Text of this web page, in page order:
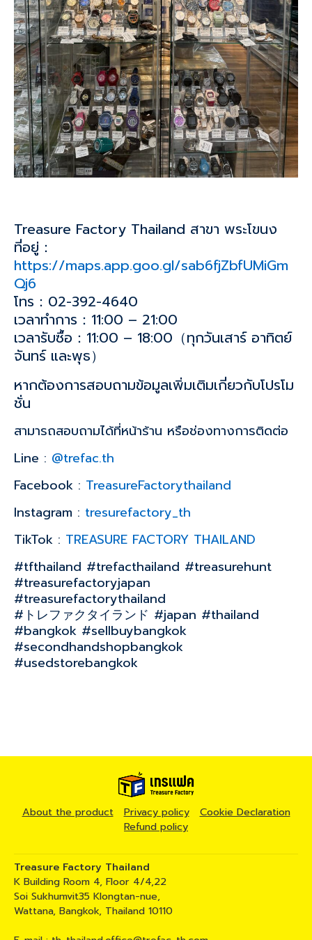
Treasure Factory Thailand สาขา พระโขนง
ที่อยู่：
https://maps.app.goo.gl/sab6fjZbfUMiGm
Qj6
โทร：02-392-4640
เวลาทำการ：11:00 – 21:00
เวลารับซื้อ：11:00 – 18:00（ทุกวันเสาร์ อาทิตย์
จันทร์ และพุธ）
หากต้องการสอบถามข้อมูลเพิ่มเติมเกี่ยวกับโปรโม
ชั่น
สามารถสอบถามได้ที่หน้าร้าน หรือช่องทางการติดต่อ
Line : @trefac.th
Facebook : TreasureFactorythailand
Instagram : tresurefactory_th
TikTok : TREASURE FACTORY THAILAND
#tfthailand #trefacthailand #treasurehunt
#treasurefactoryjapan
#treasurefactorythailand
#トレファクタイランド #japan #thailand
#bangkok #sellbuybangkok
#secondhandshopbangkok
#usedstorebangkok
About the product Privacy policy
Cookie Declaration
Refund policy
Treasure Factory Thailand
K Building Room 4, Floor 4/4,22
Soi Sukhumvit35 Klongtan-nue,
Wattana, Bangkok, Thailand 10110